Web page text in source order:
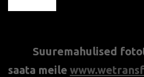
Suuremahulised
saata meile www.w